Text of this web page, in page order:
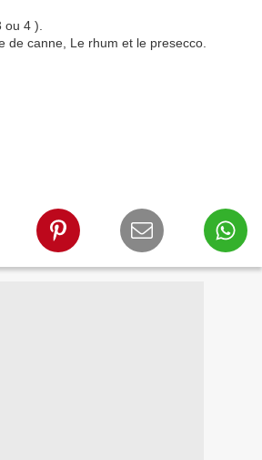
4 ).
de canne, Le rhum et le presecco.